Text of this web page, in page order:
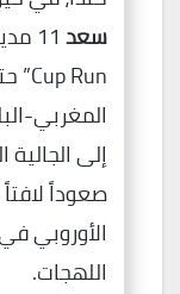
سعد
المغربي-
إلى
صعوداً
الأوروبي
اللهجات.